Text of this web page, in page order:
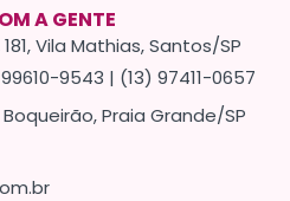
A GENTE
Vila Mathias, Santos/SP
9543 | (13) 97411-0657
Boqueirão, Praia Grande/SP